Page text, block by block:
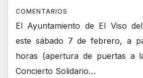
COMENTARIOS
El Ayuntamiento de El Viso
este sábado 7 de febrero, a
horas (apertura de puertas a
Concierto Solidario…